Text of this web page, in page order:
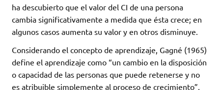
ha descubierto que el valor del CI de una persona
cambia significativamente a medida que ésta crece; en
algunos casos aumenta su valor y en otros disminuye.
Considerando el concepto de aprendizaje, Gagné (1965)
define el aprendizaje como “un cambio en la disposición
o capacidad de las personas que puede retenerse y no
es atribuible simplemente al proceso de crecimiento”,